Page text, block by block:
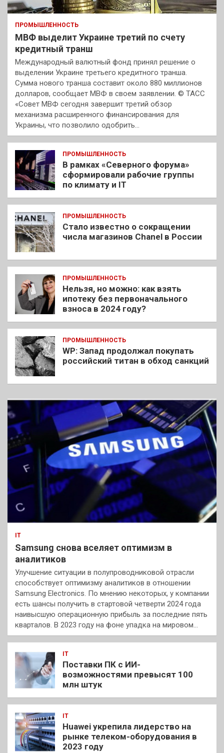
ПРОМЫШЛЕННОСТЬ
МВФ выделит Украине третий по счету
кредитный транш
Международный валютный фонд принял решение о
выделении Украине третьего кредитного транша.
Сумма нового транша составит около 880 миллионов
долларов, сообщает МВФ в своем заявлении. © ТАСС
«Совет МВФ сегодня завершит третий обзор
механизма расширенного финансирования для
Украины, что позволило одобрить…
ПРОМЫШЛЕННОСТЬ
В рамках «Северного форума»
сформировали рабочие группы
по климату и IT
ПРОМЫШЛЕННОСТЬ
Стало известно о сокращении
числа магазинов Chanel в России
ПРОМЫШЛЕННОСТЬ
Нельзя, но можно: как взять
ипотеку без первоначального
взноса в 2024 году?
ПРОМЫШЛЕННОСТЬ
WP: Запад продолжал покупать
российский титан в обход санкций
IT
Samsung снова вселяет оптимизм в
аналитиков
Улучшение ситуации в полупроводниковой отрасли
способствует оптимизму аналитиков в отношении
Samsung Electronics. По мнению некоторых, у компании
есть шансы получить в стартовой четверти 2024 года
наивысшую операционную прибыль за последние пять
кварталов. В 2023 году на фоне упадка на мировом…
IT
Поставки ПК с ИИ-
возможностями превысят 100
млн штук
IT
Huawei укрепила лидерство на
рынке телеком-оборудования в
2023 году